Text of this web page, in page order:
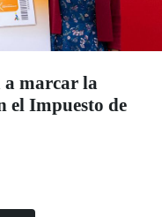
a marcar la
el Impuesto de